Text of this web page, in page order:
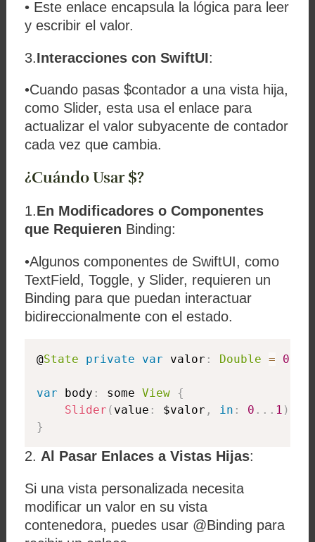
• Este enlace encapsula la lógica para leer
y escribir el valor.
3.Interacciones con SwiftUI:
•Cuando pasas$contador a una vista hija,
como Slider, esta usa el enlace para
actualizar el valor subyacente decontador
cada vez que cambia.
¿Cuándo Usar $?
1.En Modificadores o Componentes
que Requieren Binding:
•Algunos componentes de SwiftUI, como
TextField,Toggle, y Slider, requieren un
Binding para que puedan interactuar
bidireccionalmente con el estado.
@State private var valor : Double = 0.5
var body : some View {
Slider ( value : $valor , in : 0 . . . 1 )
}
2. Al Pasar Enlaces a Vistas Hijas:
Si una vista personalizada necesita
modificar un valor en su vista
contenedora, puedes usar @Binding para